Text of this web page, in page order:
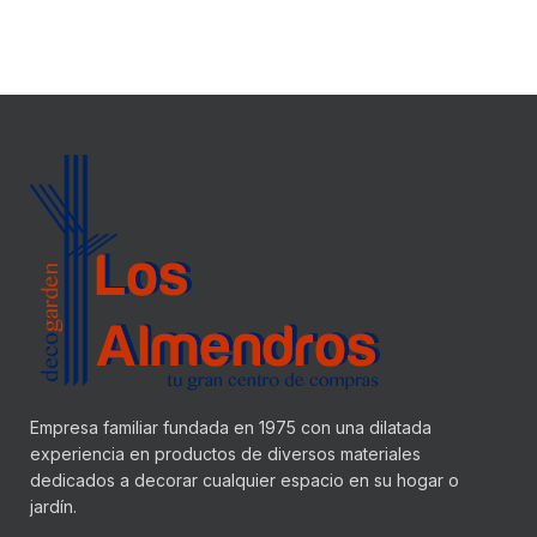
Empresa familiar fundada en 1975 con una dilatada
experiencia en productos de diversos materiales
dedicados a decorar cualquier espacio en su hogar o
jardín.